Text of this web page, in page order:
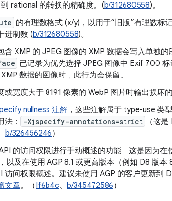
rational 的转换的精确度。(b/312680558)。
的有理数格式 (x/y)，以用于“旧版”有理数标
进制数 (b/312680558)。
含 XMP 的 JPEG 图像的 XMP 数据会写入单独的
已记录为优先选择 JPEG 图像中 Exif 700
数据的图像时，此行为会保留。
或宽度大于 8191 像素的 WebP 图片时输出损坏
nullness 注解 ，这些注解属于 type-use 类
法：
-Xjspecify-annotations=strict
（这
b/326456246）
的访问权限进行手动概述的功能，这是因为在
以及在使用 AGP 8.1 或更高版本（例如 D8 版本
访问权限概述。建议未使用 AGP 的客户更新到
文章。（If6b4c、 b/345472586）